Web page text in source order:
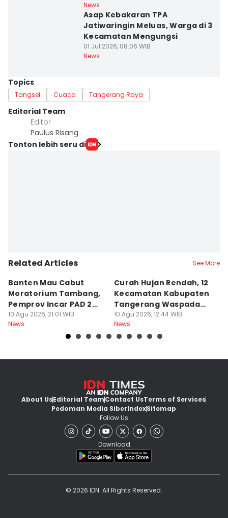
News
Asap Kebakaran TPA
Jatiwaringin Meluas, Warga di 3
Kecamatan Mengungsi
01 Jul 2026, 08:06 WIB
News
Topics
Tangsel Cuaca Tangerang Raya
Editorial Team
Editor
Paulus Risang
Tonton lebih seru di
Related Articles See More
Banten Mau Cabut
Moratorium Tambang,
Pemprov Incar PAD 2
Kali Lipat
10 Agu 2026, 21:01 WIB
News
Curah Hujan Rendah, 12
Kecamatan Kabupaten
Tangerang Waspada
Kekeringan
10 Agu 2026, 12:44 WIB
News
About UsEditorial TeamContact UsTerms of Services
Pedoman Media SiberIndexSitemap
Follow Us
Download
© 2026 IDN. All Rights Reserved.